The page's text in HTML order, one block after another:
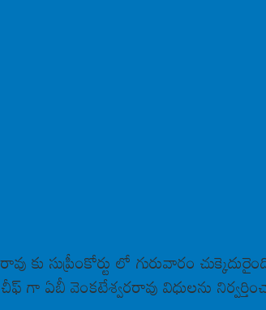
లో గురువారం
గా ఏబీ వెంకటేశ్వరరావు విధులను